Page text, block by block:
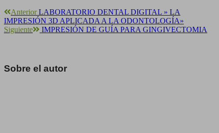
Anterior LABORATORIO DENTAL DIGITAL » LA
IMPRESIÓN 3D APLICADA A LA ODONTOLOGÍA»
Siguiente
IMPRESIÓN DE GUÍA PARA GINGIVECTOMIA
Sobre el autor